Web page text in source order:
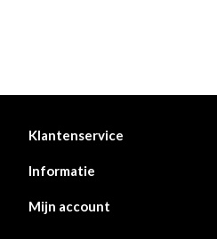
Klantenservice
Informatie
Mijn account